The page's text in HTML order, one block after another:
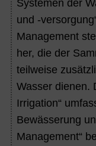
Systemen der
und -
Management
her, die der
teilweise
Wasser dienen.
Irrigation“
Bewässerung
Management“